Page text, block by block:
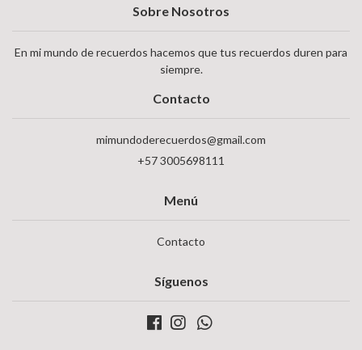
Sobre Nosotros
En mi mundo de recuerdos hacemos que tus recuerdos duren para
siempre.
Contacto
mimundoderecuerdos@gmail.com
+57 3005698111
Menú
Contacto
Síguenos